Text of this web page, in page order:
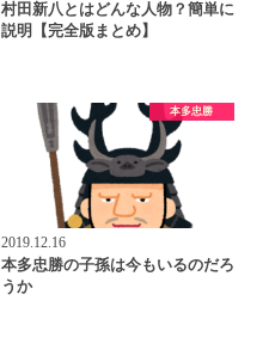
村田新八とはどんな人物？簡単に
説明【完全版まとめ】
本多忠勝
2019.12.16
本多忠勝の子孫は今もいるのだろ
うか